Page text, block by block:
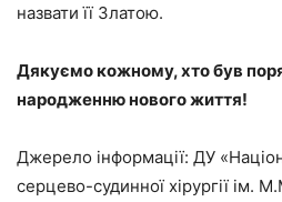
назвати її Златою.
Дякуємо кожному, хто був
народженню нового життя!
Джерело інформації: ДУ
серцево-судинної хірургії